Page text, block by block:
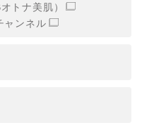
ービスの内容、ご利用
スログ等の利用状況に
に収集する情報
ビスプロバイダ等の第
トナ美肌）
ャンネル